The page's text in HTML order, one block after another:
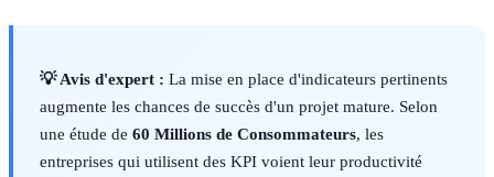
💡 Avis d'expert : La mise en place d'indicateurs pertinents
augmente les chances de succès d'un projet mature. Selon
une étude de 60 Millions de Consommateurs, les
entreprises qui utilisent des KPI voient leur productivité